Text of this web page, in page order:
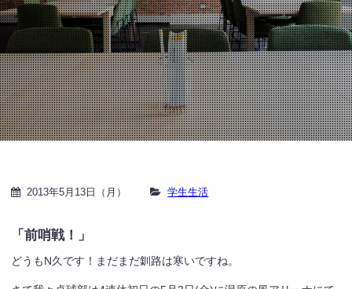
2013年5月13日（月） 学生生活
「前哨戦！」
どうもN久です！まだまだ釧路は寒いですね。